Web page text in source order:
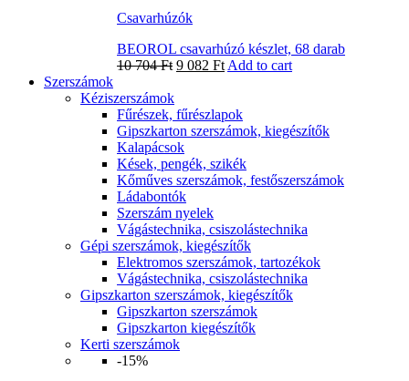
Csavarhúzók
BEOROL csavarhúzó készlet, 68 darab
10 704Ft 9 082 Ft Add to cart
Szerszámok
Kéziszerszámok
Fűrészek, fűrészlapok
Gipszkarton szerszámok, kiegészítők
Kalapácsok
Kések, pengék, szikék
Kőműves szerszámok, festőszerszámok
Ládabontók
Szerszám nyelek
Vágástechnika, csiszolástechnika
Gépi szerszámok, kiegészítők
Elektromos szerszámok, tartozékok
Vágástechnika, csiszolástechnika
Gipszkarton szerszámok, kiegészítők
Gipszkarton szerszámok
Gipszkarton kiegészítők
Kerti szerszámok
-15%